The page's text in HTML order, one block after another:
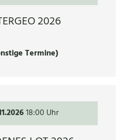
2026
Termine)
18:00 Uhr